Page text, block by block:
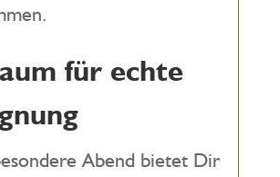
für echte
Abend bietet Dir